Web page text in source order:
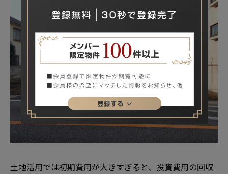
土地活用では初期費用が大きすぎると、投資費用の回収